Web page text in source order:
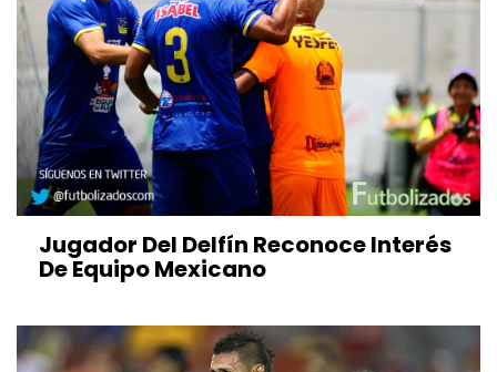
Jugador Del Delfín Reconoce Interés
De Equipo Mexicano